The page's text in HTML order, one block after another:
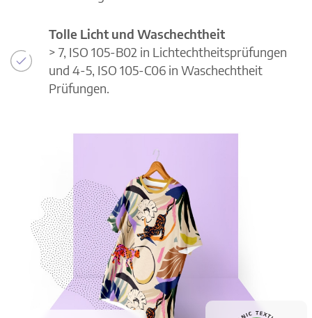
Tolle Licht und Waschechtheit
> 7, ISO 105-B02 in Lichtechtheitsprüfungen
und 4-5, ISO 105-C06 in Waschechtheit
Prüfungen.